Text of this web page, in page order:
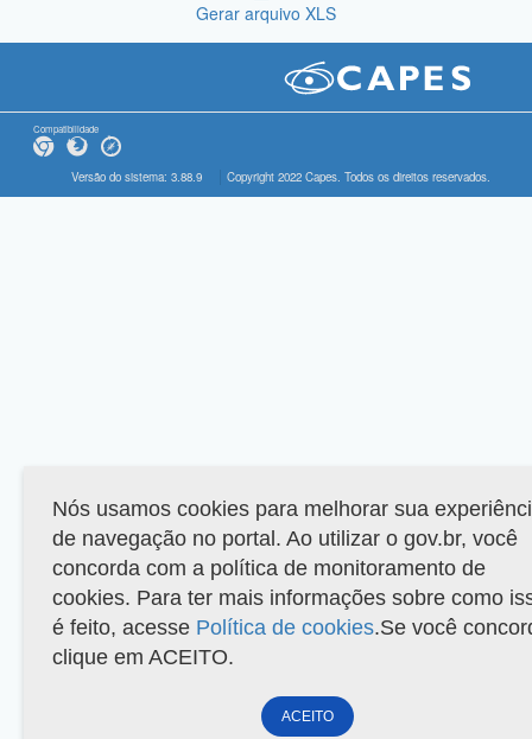
Gerar arquivo XLS
Compatibilidade
Versão do sistema: 3.88.9 Copyright 2022 Capes. Todos os direitos reservados.
Nós usamos cookies para melhorar sua
de navegação no portal. Ao utilizar o gov.br, você
concorda com a política de monitoramento de
cookies. Para ter mais informações sobre como
é feito, acesse Política de cookies.Se você
clique em ACEITO.
ACEITO